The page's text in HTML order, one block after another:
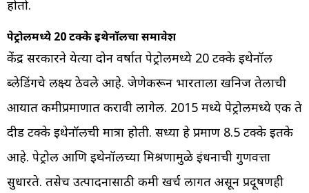
होतो.
पेट्रोलमध्ये 20 टक्के इथेनॉलचा समावेश
केंद्र सरकारने येत्या दोन वर्षात पेट्रोलमध्ये 20 टक्के इथेनॉल
ब्लेडिंगचे लक्ष्य ठेवले आहे. जेणेकरून भारताला खनिज तेलाची
आयात कमीप्रमाणात करावी लागेल. 2015 मध्ये पेट्रोलमध्ये एक ते
दीड टक्के इथेनॉलची मात्रा होती. सध्या हे प्रमाण 8.5 टक्के इतके
आहे. पेट्रोल आणि इथेनॉलच्या मिश्रणामुळे इंधनाची गुणवत्ता
सुधारते. तसेच उत्पादनासाठी कमी खर्च लागत असून प्रदूषणही